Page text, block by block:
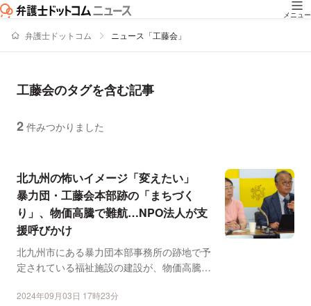
メニュー
弁護士ドットコム ニュース「工藤会」
工藤会のタグを含む記事
2 件みつかりました
北九州の怖いイメージ「変えたい」
暴力団・工藤会本部跡の「まちづく
り」、物価高騰で難航…NPO法人が支
援呼びかけ
北九州市にある暴力団本部事務所の跡地で予
定されている福祉施設の建設が、物価高騰な
2024年09月03日 17時23分